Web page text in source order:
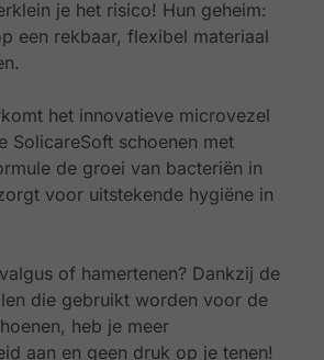
je het risico! Hun geheim:
een rekbaar, flexibel materiaal
het innovatieve microvezel
SolicareSoft schoenen met
de groei van bacteriën in
voor uitstekende hygiëne in
of hamertenen? Dankzij de
die gebruikt worden voor de
heb je meer
aan en geen druk op je tenen!